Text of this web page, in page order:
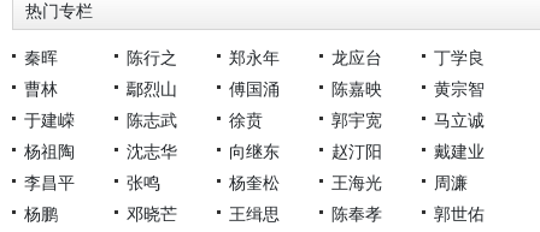
热门专栏
秦晖 陈行之 郑永年 龙应台
丁学良
曹林
鄢烈山 傅国涌 陈嘉映
黄宗智
于建嵘
陈志武 徐贲 郭宇宽
马立诚
杨祖陶
沈志华 向继东 赵汀阳
戴建业
李昌平
张鸣 杨奎松 王海光
周濂
杨鹏
邓晓芒 王缉思 陈奉孝
郭世佑